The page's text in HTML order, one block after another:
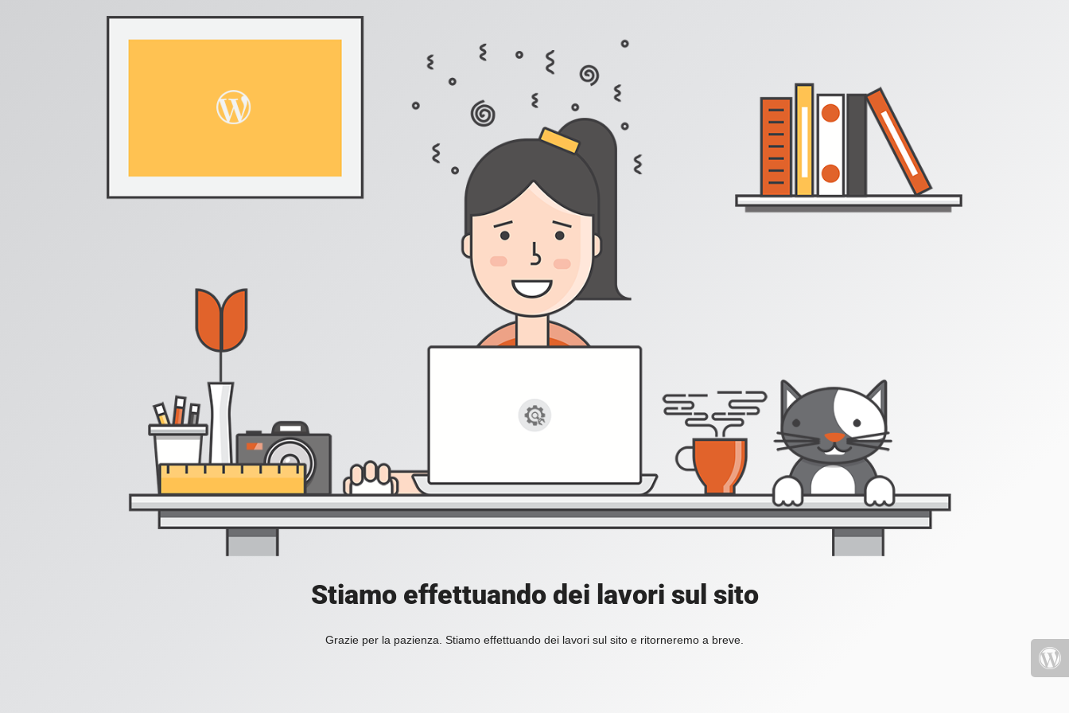
Stiamo effettuando dei lavori sul sito
Grazie per la pazienza. Stiamo effettuando dei lavori sul sito e ritorneremo a breve.